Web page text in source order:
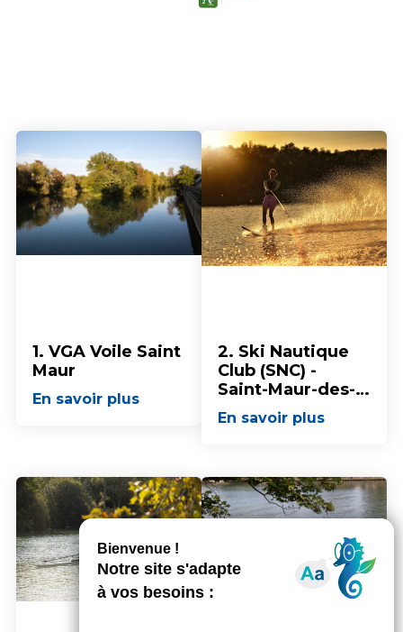
1. VGA Voile Saint
Maur
En savoir plus
2. Ski Nautique
Club (SNC) -
Saint-Maur-des-
Fossés
En savoir plus